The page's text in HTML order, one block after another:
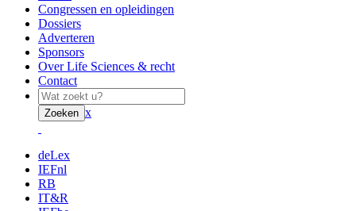
Congressen en opleidingen
Dossiers
Adverteren
Sponsors
Over Life Sciences & recht
Contact
Zoeken x
deLex
IEFnl
RB
IT&R